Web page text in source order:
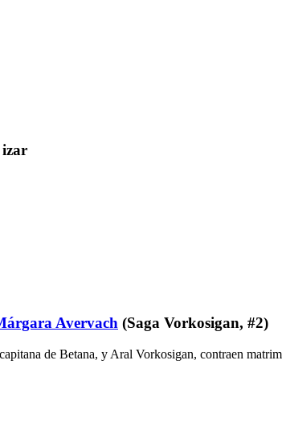
izar
Avervach (Saga Vorkosigan, #2)
de Betana, y Aral Vorkosigan, contraen